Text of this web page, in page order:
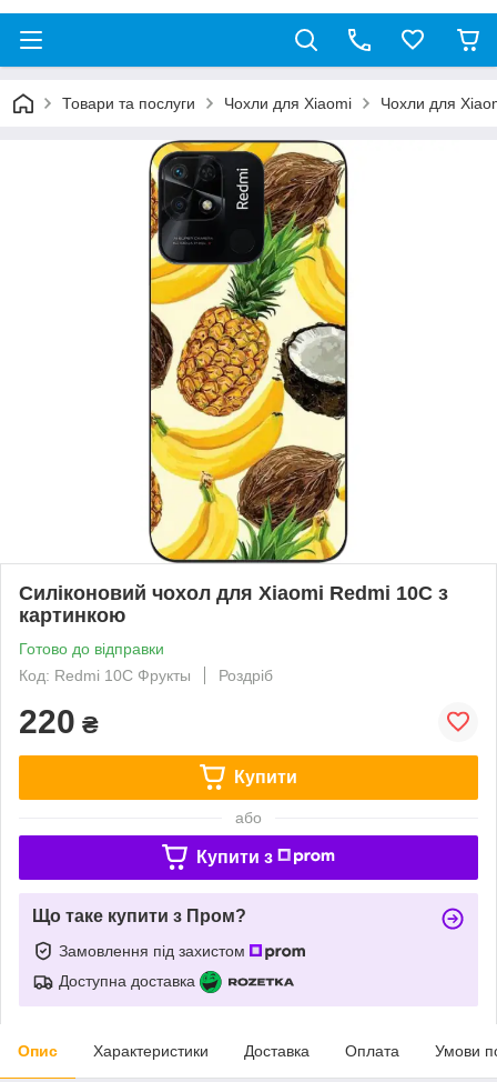
Товари та послуги Чохли для Xiaomi Чохли для
Силіконовий чохол для Xiaomi Redmi 10C з
картинкою
Готово до відправки
Код: Redmi 10C Фрукты
Роздріб
220 ₴
Купити
або
Купити з
Що таке купити з Пром?
Замовлення під захистом
Доступна доставка
Опис Характеристики Доставка Оплата Умови